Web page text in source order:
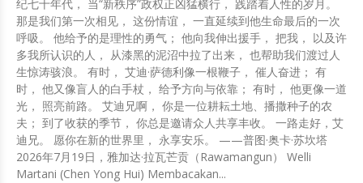
纪七十年代， 当“新秩序”政权正凶猛横行， 践踏着人性的岁月。
那是我们第一次相见， 这份情谊， 一直延续到他生命最后的一次
呼吸。 他给予的是理性的勇气； 他向我伸出援手， 把我， 以及许
多我所认识的人， 从漆黑的泥沼中拉了出来， 也帮助我们渡过人
生惊涛骇浪。 有时， 艾迪·萨德利像一根鞭子， 催人奋进； 有
时， 他又像盲人的白手杖， 给予方向与依靠； 有时， 他更像一道
光， 照亮前路。 艾迪兄啊， 你是一位耕耘土地、播撒种子的农
夫； 到了收获的季节， 你总是邀请众人共享丰收。 一路走好，艾
迪兄。 愿你在新的世界里， 永享安乐。 ——普图·奥卡·苏坎塔
2026年7月19日，雅加达·拉瓦芒贡（Rawamangun） Welli
Martani (Chen Yong Hui) Membacakan...